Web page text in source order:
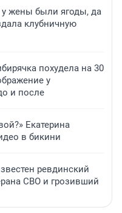
у жены были ягоды, да
клубничную
похудела на 30
у
и после
Екатерина
в бикини
ревдинский
СВО и грозивший